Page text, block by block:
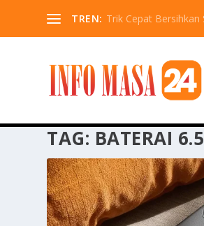
TREN: Trik Cepat Bersihkan
TAG: BATERAI